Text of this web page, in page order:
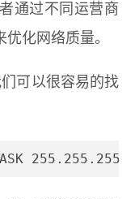
通过不同运营商
化网络质量。
可以很容易的找
255.255 .